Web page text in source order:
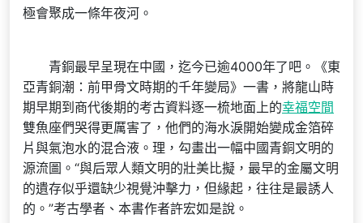
極會聚成一條年夜河。
青銅最早呈現在中國，迄今已逾4000年了吧。《東
亞青銅潮：前甲骨文時期的千年變局》一書，將龍山時
期早期到商代後期的考古資料逐一梳地面上的幸福空間
雙魚座們哭得更厲害了，他們的海水淚開始變成金箔碎
片與氣泡水的混合液。理，勾畫出一幅中國青銅文明的
源流圖。“與后眾人類文明的壯美比擬，最早的金屬文明
的遺存似乎還缺少視覺沖擊力，但緣起，往往是最誘人
的。”考古學者、本書作者許宏如是說。